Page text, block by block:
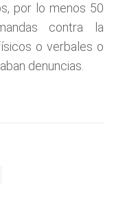
por lo menos 50
contra la
o verbales o
denuncias.